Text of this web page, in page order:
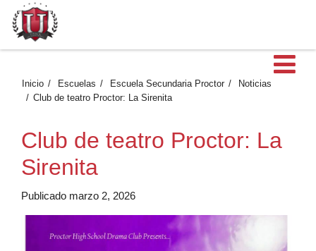
Inicio Escuelas Escuela Secundaria Proctor
Noticias
Club de teatro Proctor: La Sirenita
Club de teatro Proctor: La
Sirenita
Publicado marzo 2, 2026